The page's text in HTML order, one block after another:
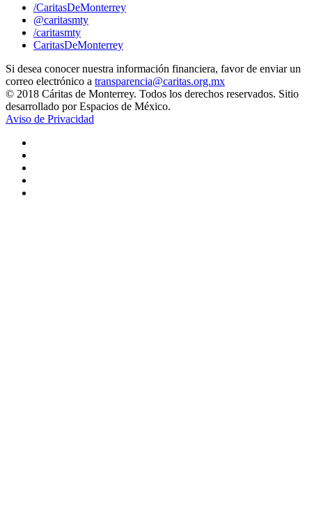
/CaritasDeMonterrey
@caritasmty
/caritasmty
CaritasDeMonterrey
Si desea conocer nuestra información financiera, favor de enviar un
correo electrónico a transparencia@caritas.org.mx
© 2018 Cáritas de Monterrey. Todos los derechos reservados. Sitio
desarrollado por Espacios de México.
Aviso de Privacidad